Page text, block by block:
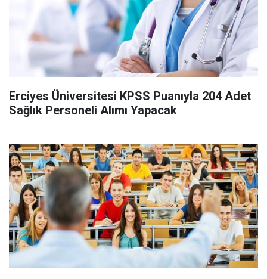
Erciyes Üniversitesi KPSS Puanıyla 204 Adet
Sağlık Personeli Alımı Yapacak